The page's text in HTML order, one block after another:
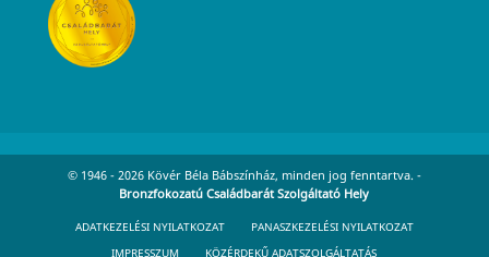
© 1946 - 2026 Kövér Béla Bábszínház, minden jog fenntartva. -
Bronzfokozatú Családbarát Szolgáltató Hely
ADATKEZELÉSI NYILATKOZAT
PANASZKEZELÉSI NYILATKOZAT
IMPRESSZUM
KÖZÉRDEKŰ ADATSZOLGÁLTATÁS